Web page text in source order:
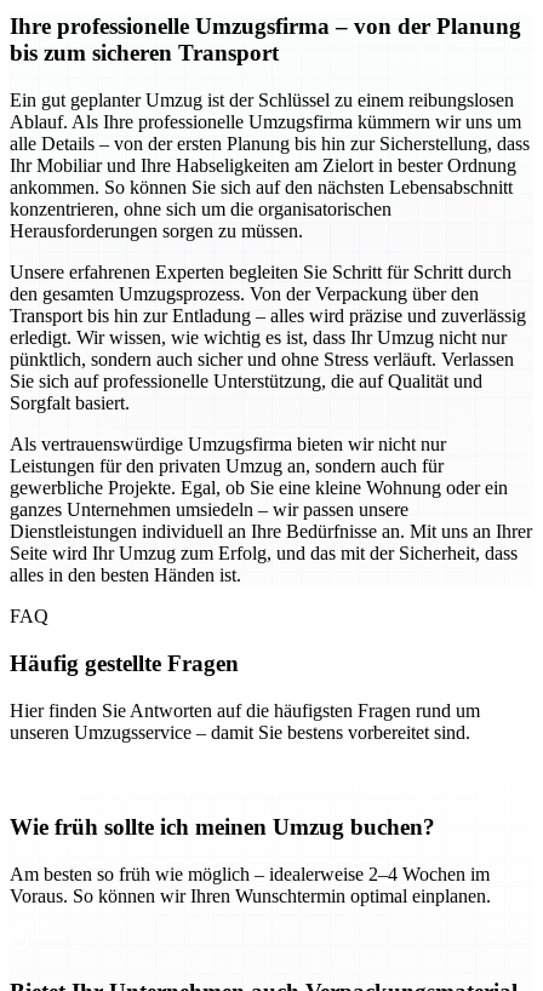
Ihre professionelle Umzugsfirma – von der Planung
bis zum sicheren Transport
Ein gut geplanter Umzug ist der Schlüssel zu einem reibungslosen
Ablauf. Als Ihre professionelle Umzugsfirma kümmern wir uns um
alle Details – von der ersten Planung bis hin zur Sicherstellung, dass
Ihr Mobiliar und Ihre Habseligkeiten am Zielort in bester Ordnung
ankommen. So können Sie sich auf den nächsten Lebensabschnitt
konzentrieren, ohne sich um die organisatorischen
Herausforderungen sorgen zu müssen.
Unsere erfahrenen Experten begleiten Sie Schritt für Schritt durch
den gesamten Umzugsprozess. Von der Verpackung über den
Transport bis hin zur Entladung – alles wird präzise und zuverlässig
erledigt. Wir wissen, wie wichtig es ist, dass Ihr Umzug nicht nur
pünktlich, sondern auch sicher und ohne Stress verläuft. Verlassen
Sie sich auf professionelle Unterstützung, die auf Qualität und
Sorgfalt basiert.
Als vertrauenswürdige Umzugsfirma bieten wir nicht nur
Leistungen für den privaten Umzug an, sondern auch für
gewerbliche Projekte. Egal, ob Sie eine kleine Wohnung oder ein
ganzes Unternehmen umsiedeln – wir passen unsere
Dienstleistungen individuell an Ihre Bedürfnisse an. Mit uns an Ihrer
Seite wird Ihr Umzug zum Erfolg, und das mit der Sicherheit, dass
alles in den besten Händen ist.
FAQ
Häufig gestellte Fragen
Hier finden Sie Antworten auf die häufigsten Fragen rund um
unseren Umzugsservice – damit Sie bestens vorbereitet sind.
Wie früh sollte ich meinen Umzug buchen?
Am besten so früh wie möglich – idealerweise 2–4 Wochen im
Voraus. So können wir Ihren Wunschtermin optimal einplanen.